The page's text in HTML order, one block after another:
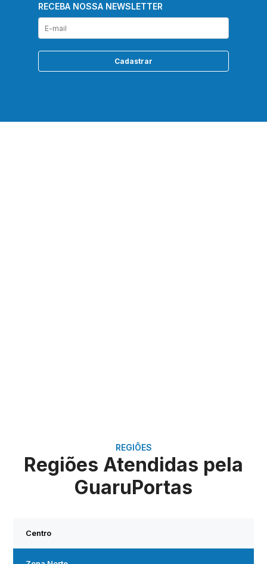
RECEBA NOSSA NEWSLETTER
Cadastrar
REGIÕES
Regiões Atendidas pela
GuaruPortas
Centro